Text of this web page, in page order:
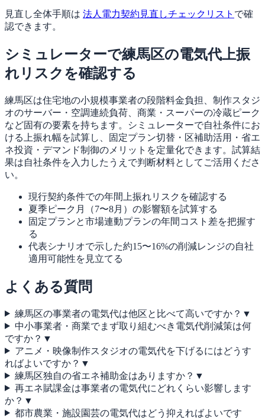
見直し全体手順は 法人電力契約見直しチェックリスト で確
認できます。
シミュレーターで練馬区の電気代上振
れリスクを確認する
練馬区は住宅地の小規模事業者の段階料金負担、制作スタジ
オのサーバー・空調連続負荷、商業・スーパーの冷蔵ピーク
など固有の要素を持ちます。シミュレーターで自社条件にお
ける上振れ幅を試算し、固定プラン切替・区補助活用・省エ
ネ投資・デマンド制御のメリットを定量化できます。試算結
果は自社条件を入力したうえで判断材料としてご活用くださ
い。
現行契約条件での年間上振れリスクを確認する
夏季ピーク月（7〜8月）の影響額を試算する
固定プランと市場連動プランの年間コスト差を把握す
る
代表シナリオで示した約15〜16%の削減レンジの自社
適用可能性を見立てる
よくある質問
練馬区の事業者の電気代は他区と比べて高いですか？ ▼
中小事業者・商業でまず取り組むべき電気代削減策は何
ですか？ ▼
アニメ・映像制作スタジオの電気代を下げるにはどうす
ればよいですか？ ▼
練馬区独自の省エネ補助金はありますか？ ▼
再エネ賦課金は事業者の電気代にどれくらい影響します
か？ ▼
都市農業・施設園芸の電気代はどう抑えればよいです